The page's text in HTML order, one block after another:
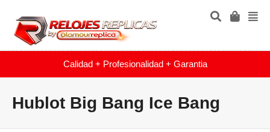
Calidad + Profesionalidad + Garantia
Hublot Big Bang Ice Bang